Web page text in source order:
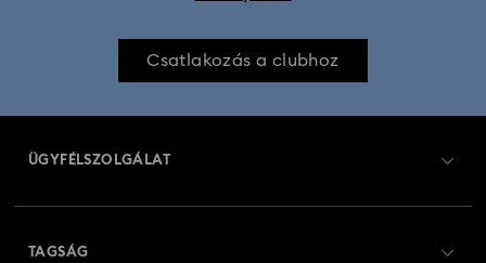
Csatlakozás a clubhoz
ÜGYFÉLSZOLGÁLAT
TAGSÁG